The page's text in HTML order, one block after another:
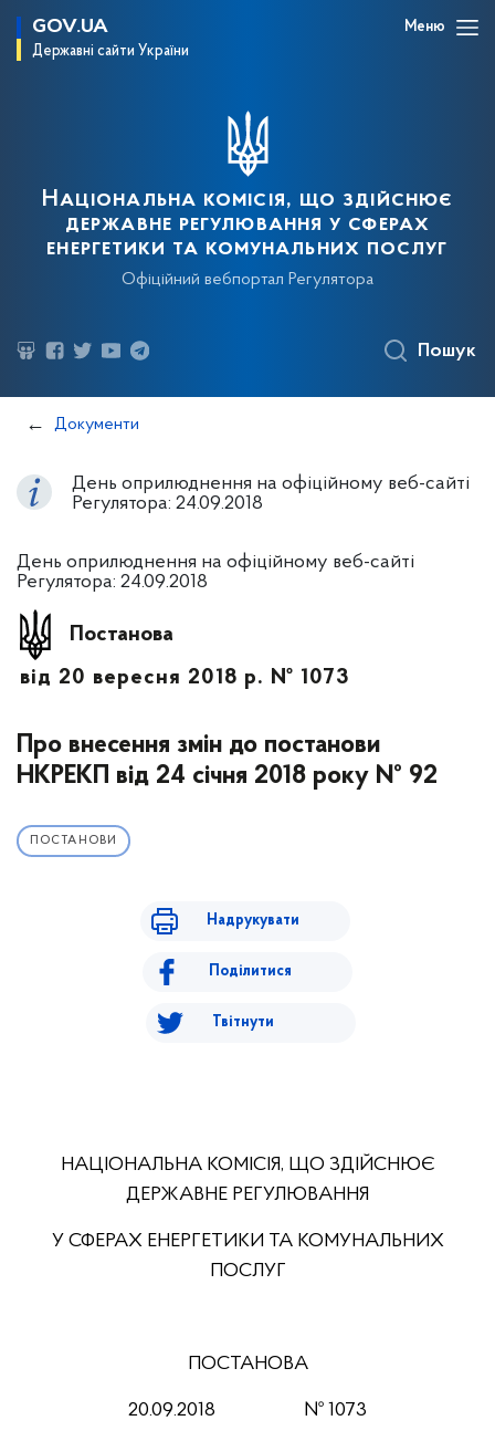
GOV.UA
Державні сайти України
Меню
Національна комісія, що здійснює
державне регулювання у сферах
енергетики та комунальних послуг
Офіційний вебпортал Регулятора
Пошук
Документи
День оприлюднення на офіційному веб-сайті
Регулятора: 24.09.2018
День оприлюднення на офіційному веб-сайті
Регулятора: 24.09.2018
Постанова
від 20 вересня 2018 р. № 1073
Про внесення змін до постанови
НКРЕКП від 24 січня 2018 року № 92
ПОСТАНОВИ
Надрукувати
Поділитися
Твітнути
НАЦІОНАЛЬНА КОМІСІЯ, ЩО ЗДІЙСНЮЄ
ДЕРЖАВНЕ РЕГУЛЮВАННЯ
У СФЕРАХ ЕНЕРГЕТИКИ ТА КОМУНАЛЬНИХ
ПОСЛУГ
ПОСТАНОВА
20.09.2018 № 1073